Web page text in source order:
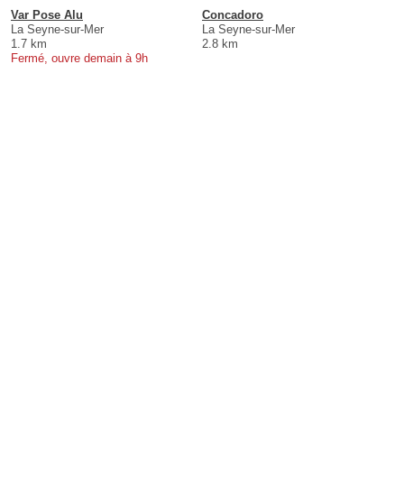
Var Pose Alu
La Seyne-sur-Mer
1.7 km
Fermé, ouvre demain à 9h
Concadoro
La Seyne-sur-Mer
2.8 km